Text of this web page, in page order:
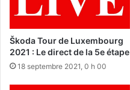
Škoda Tour de Luxembourg
2021 : Le direct de la 5e étape
18 septembre 2021, 0 h 00